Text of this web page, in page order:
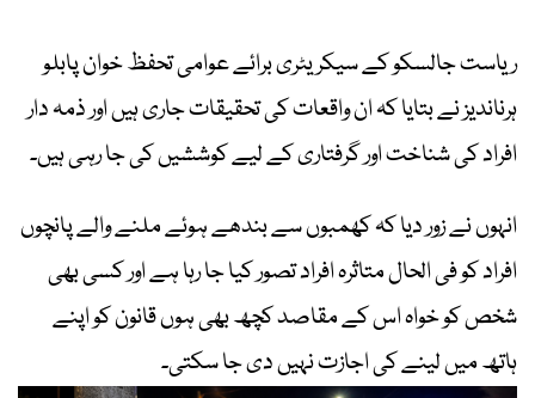
ریاست جالسکو کے سیکریٹری برائے عوامی تحفظ خوان پابلو
ہرناندیز نے بتایا کہ ان واقعات کی تحقیقات جاری ہیں اور ذمہ دار
افراد کی شناخت اور گرفتاری کے لیے کوششیں کی جا رہی ہیں۔
انہوں نے زور دیا کہ کھمبوں سے بندھے ہوئے ملنے والے پانچوں
افراد کو فی الحال متاثرہ افراد تصور کیا جا رہا ہے اور کسی بھی
شخص کو خواہ اس کے مقاصد کچھ بھی ہوں قانون کو اپنے
ہاتھ میں لینے کی اجازت نہیں دی جا سکتی۔